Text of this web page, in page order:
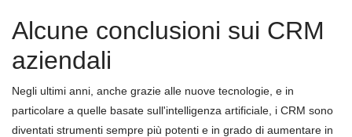
Alcune conclusioni sui CRM
aziendali
Negli ultimi anni, anche grazie alle nuove tecnologie, e in
particolare a quelle basate sull'intelligenza artificiale, i CRM sono
diventati strumenti sempre più potenti e in grado di aumentare in